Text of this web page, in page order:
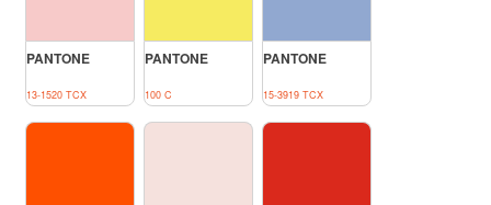
PANTONE
13-1520 TCX
PANTONE
100 C
PANTONE
15-3919 TCX